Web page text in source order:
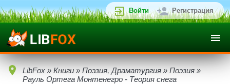
Войти Регистрация
LibFox » Книги » Поэзия, Драматургия » Поэзия »
Рауль Ортега Монтенегро - Теория снега